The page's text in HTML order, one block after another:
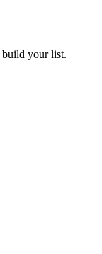
your list.